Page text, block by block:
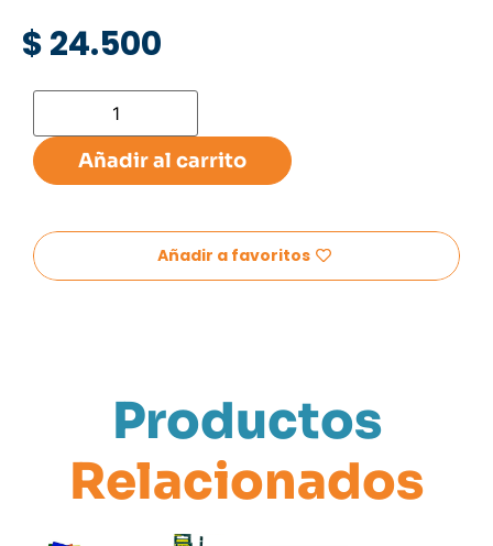
$24.500
Añadir al carrito
Añadir a favoritos
Productos
Relacionados